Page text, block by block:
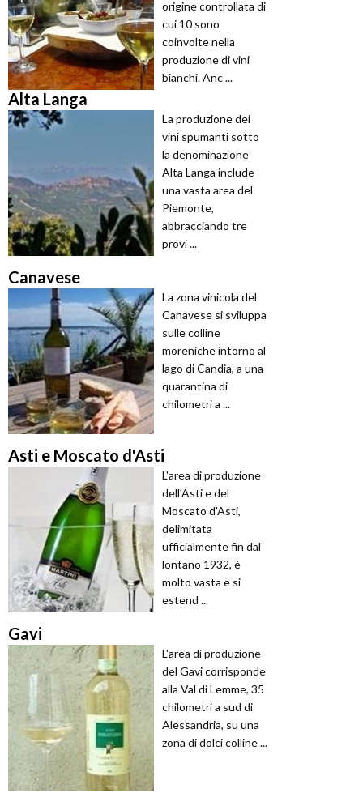
origine controllata di
cui 10 sono
coinvolte nella
produzione di vini
bianchi. Anc ...
Alta Langa
La produzione dei
vini spumanti sotto
la denominazione
Alta Langa include
una vasta area del
Piemonte,
abbracciando tre
provi ...
Canavese
La zona vinicola del
Canavese si sviluppa
sulle colline
moreniche intorno al
lago di Candia, a una
quarantina di
chilometri a ...
Asti e Moscato d'Asti
L'area di produzione
dell'Asti e del
Moscato d'Asti,
delimitata
ufficialmente fin dal
lontano 1932, è
molto vasta e si
estend ...
Gavi
L'area di produzione
del Gavi corrisponde
alla Val di Lemme, 35
chilometri a sud di
Alessandria, su una
zona di dolci colline ...